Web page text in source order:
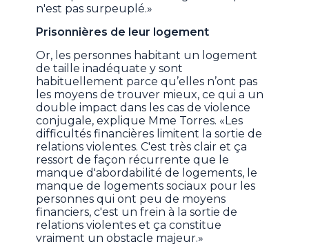
n'est pas surpeuplé.»
Prisonnières de leur logement
Or, les personnes habitant un logement
de taille inadéquate y sont
habituellement parce qu’elles n’ont pas
les moyens de trouver mieux, ce qui a un
double impact dans les cas de violence
conjugale, explique Mme Torres. «Les
difficultés financières limitent la sortie de
relations violentes. C'est très clair et ça
ressort de façon récurrente que le
manque d'abordabilité de logements, le
manque de logements sociaux pour les
personnes qui ont peu de moyens
financiers, c'est un frein à la sortie de
relations violentes et ça constitue
vraiment un obstacle majeur.»